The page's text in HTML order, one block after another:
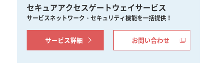
セキュアアクセスゲートウェイサービス
サービスネットワーク・セキュリティ機能を一括提供！
サービス詳細 お問い合わせ